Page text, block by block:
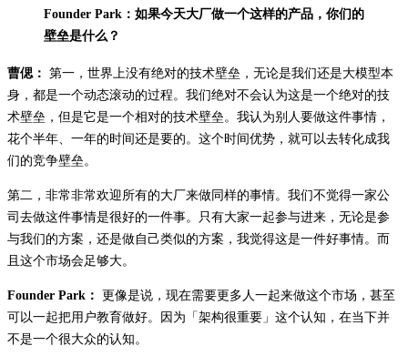
Founder Park：如果今天大厂做一个这样的产品，你们的
壁垒是什么？
曹偲： 第一，世界上没有绝对的技术壁垒，无论是我们还是大模型本
身，都是一个动态滚动的过程。我们绝对不会认为这是一个绝对的技
术壁垒，但是它是一个相对的技术壁垒。我认为别人要做这件事情，
花个半年、一年的时间还是要的。这个时间优势，就可以去转化成我
们的竞争壁垒。
第二，非常非常欢迎所有的大厂来做同样的事情。我们不觉得一家公
司去做这件事情是很好的一件事。只有大家一起参与进来，无论是参
与我们的方案，还是做自己类似的方案，我觉得这是一件好事情。而
且这个市场会足够大。
Founder Park： 更像是说，现在需要更多人一起来做这个市场，甚至
可以一起把用户教育做好。因为「架构很重要」这个认知，在当下并
不是一个很大众的认知。